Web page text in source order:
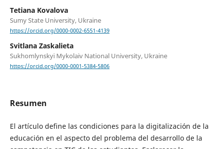
Tetiana Kovalova
Sumy State University, Ukraine
https://orcid.org/0000-0002-6551-4139
Svitlana Zaskalieta
Sukhomlynskyi Mykolaiv National University, Ukraine
https://orcid.org/0000-0001-5384-5806
Resumen
El artículo define las condiciones para la digitalización de la
educación en el aspecto del problema del desarrollo de la